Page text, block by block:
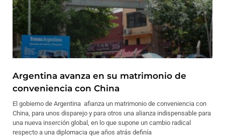
Argentina avanza en su matrimonio de
conveniencia con China
El gobierno de Argentina afianza un matrimonio de conveniencia con
China, para unos disparejo y para otros una alianza indispensable para
una nueva inserción global, en lo que supone un cambio radical
respecto a una diplomacia que años atrás definía